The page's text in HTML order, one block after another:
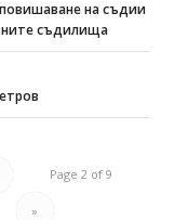
на съдии
съдилища
Page 2 of 9
»